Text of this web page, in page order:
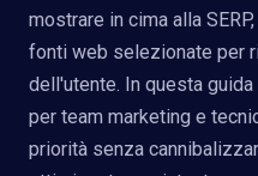
mostrare in cima alla
fonti web selezionate per
dell'utente. In questa
per team marketing e
priorità senza